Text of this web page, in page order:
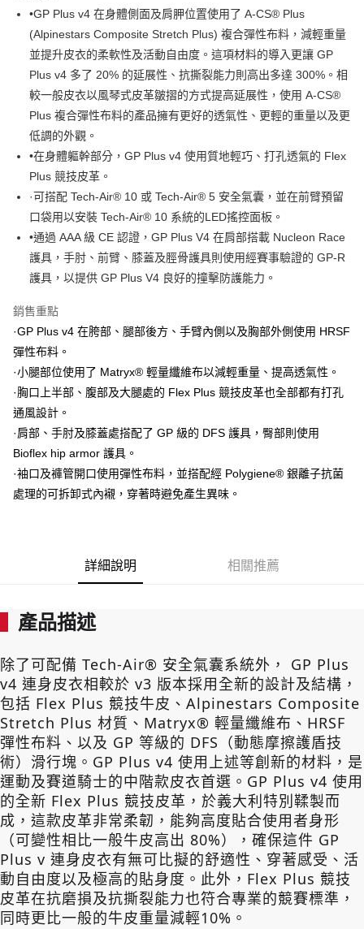
匯豐（台灣）商業銀行
華泰商業銀行
聯邦商業銀行
遠東國際商業銀行
元大商業銀行
永豐商業銀行
玉山商業銀行
星展（台灣）商業銀行
台灣樂天信用卡公司
悠遊付
Google Pay
全盈+PAY
大哥付你分期
相關說明
【大哥付你分期使用說明】
1.本服務由台灣大哥大提供，台灣大哥大用戶可立即使用無須另外申請。
2.付款方式選擇「大哥付你分期」，訂單成立後會自動跳轉到大哥付的交易
流程，驗證手機門號後，選擇欲分期的期數、繳款截止日，確認付款後即完
成交易。
3.實際核准額度、可分期數及費用金額請依後續交易確認頁面所載為準。
4.訂單成立30分鐘內，如未前往確認交易或遇審核未通過，訂單將自動取
消。如遇「轉專審核」未通過狀況，表示未達大哥付你分期系統評分，恕無
法說明評估內容。
醒簡訊。
2.透過簡訊連結打開帳單後，可選擇「超商條碼／台灣大直營門市／銀行轉
帳／街口支付／iPASS MONEY」等通路繳費。
【注意事項】
1.本服務係由「台灣大哥大股份有限公司」（以下簡稱本公司）所提供，讓
用戶於交易時，得透過本服務購買商品或服務，並由商店將買賣／分期付款
買賣價金債權讓與本公司後，依約使用本公司帳單繳交帳款。
2.基於同意付款使用「大哥付你分期」之契約關係目的，商店將以您的個人
資料（包含姓名、電話或地址）提供予台灣大哥大進項蒐集、處理及利用，
由本公司與您本人進行分期帳單所需資料之確認、核對及更正。
3.完整用戶服務條款，請詳閱以下連結：https://oppay.tw/userRule
AFTEE先享後付
相關說明
AFTEE先享後付是「在收到商品之後才付款」的支付方式。 讓您購物簡單
便利好安心！
１．簡單：不需註冊會員、不需綁卡、不需儲值。
２．便利：只要手機號碼，簡訊認證，即可結帳。
３．安心：先確認商品／服務後，再付款。
【「AFTEE先享後付」結帳流程】
１．於結帳方式選擇「AFTEE先享後付」後，將跳轉至「AFTEE先享後付」
結帳頁面，進行簡訊認證並確認金額後，即可完成結帳。
２．訂單成立數日內，您將收到繳費通知簡訊。
３．收到繳費通知簡訊後14天內，點擊此簡訊中的連結，可透過四大超商／
ATM／網路銀行／等多元方式進行付款，方視為交易完成。
※ 請注意：結帳手續完成當下不需立刻繳費，但若您需要取消訂單，請聯絡
購買商品的店家。未經商家同意取消之訂單仍視為有效，需透過AFTEE先享
後付繳納相關費用。
※ 交易是否成功請以「AFTEE先享後付 」之結帳頁面顯示為準，若有關於
是否繳費成功／繳費後需取消欲退款等相關疑問，請聯繫「AFTEE先享後付
客戶支援中心」https://netprotections.freshdesk.com/support/home
【注意事項】
２．關於個人資料處理事宜，請瀏覽以下網址：
https://aftee.tw/terms/#terms3
３．未成年的使用者請事先徵得法定代理人或監護人之同意方可使用
任。
４．使用「AFTEE先享後付」時，將依據個別帳號之用戶狀況，依本公司即
請求用戶進行身份認證。
５．嚴禁一人註冊多個帳號或使用他人資訊註冊。若發現惡意使用之情形，
恩沛科技股份有限公司將有權停止該用戶之使用額度並採取法律行動。
ATM付款
運送方式
付款後全家取貨
每筆NT$80，滿NT$1,999(含以上)免運費
付款後7-11取貨
每筆NT$80，滿NT$1,999(含以上)免運費
宅配
每筆NT$80，滿NT$1,999(含以上)免運費
•GP Plus v4 在身體側面及肩胛位置使用了 A-CS® Plus
(Alpinestars Composite Stretch Plus) 複合彈性布料，減輕重量
並提升皮衣的柔軟性及活動自由度。這項材料的導入更讓 GP
Plus v4 多了 20% 的延展性、抗撕裂能力則高出多達 300%。相
較一般皮衣以風琴式皮革皺摺的方式提高延展性，使用 A-CS®
Plus 複合彈性布料的產品擁有更好的透氣性、更輕的重量以及更
低調的外觀。
•在身體軀幹部分，GP Plus v4 使用質地輕巧、打孔透氣的 Flex
Plus 競技皮革。
·可搭配 Tech-Air® 10 或 Tech-Air® 5 安全氣囊，並在前臂預留
口袋用以安裝 Tech-Air® 10 系統的LED搖控面板。
•通過 AAA 級 CE 認證，GP Plus V4 在肩部搭載 Nucleon Race
護具，手肘、前臂、膝蓋及脛骨護具則使用經賽事驗證的 GP-R
護具，以提供 GP Plus V4 良好的撞擊防護能力。
銷售重點
·GP Plus v4 在胯部、腿部後方、手臂內側以及胸部外側使用 HRSF
彈性布料。
·小腿部位使用了 Matryx® 輕量纖維布以減輕重量、提高透氣性。
·胸口上半部、腹部及大腿處的 Flex Plus 競技皮革也全部都有打孔
通風設計。
·肩部、手肘及膝蓋處搭配了 GP 級的 DFS 護具，臀部則使用
Bioflex hip armor 護具。
·袖口及褲管開口使用彈性布料，並搭配經 Polygiene® 銀離子抗菌
處理的可拆卸式內襯，穿著時避免產生異味。
詳細說明 相關推薦
產品描述
除了可配備 Tech-Air® 安全氣囊系統外， GP Plus
v4 連身皮衣相較於 v3 版本採用全新的設計及結構，
包括 Flex Plus 競技牛皮、Alpinestars Composite
Stretch Plus 材質、Matryx® 輕量纖維布、HRSF
彈性布料、以及 GP 等級的 DFS（動態摩擦護盾技
術）滑行塊。GP Plus v4 使用上述等創新的材料，是
運動及賽道騎士的中階款皮衣首選。GP Plus v4 使用
的全新 Flex Plus 競技皮革，於義大利特別鞣製而
成，這款皮革非常柔韌，能夠高度貼合使用者身形
（可變性相比一般牛皮高出 80%），確保這件 GP
Plus v 連身皮衣有無可比擬的舒適性、穿著感受、活
動自由度以及極高的貼身度。此外，Flex Plus 競技
皮革在抗磨損及抗撕裂能力也符合專業的競賽標準，
同時更比一般的牛皮重量減輕10%。